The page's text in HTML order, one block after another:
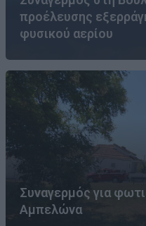
προέλευσης
φυσικού αερίου
Συναγερμός για
Αμπελώνα